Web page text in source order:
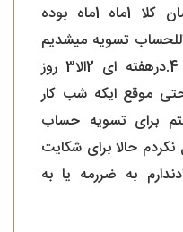
3/10/98اخراجم کردن 1قرادادمان کلا 1ماه 1ماه بوده
تسویه میشدیم
سنوات 3.3روز اخرقراردادندارم 4.درهفته ای 2الا3 روز
حتی موقع ایکه شب کار
رفتم برای تسویه حساب
حالا برای شکایت
قراردادندارم به ضررمه یا به